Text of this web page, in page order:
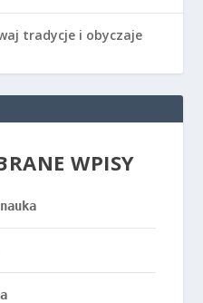
tradycje i obyczaje
WPISY